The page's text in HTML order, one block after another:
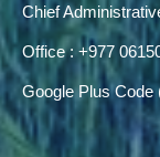
Chief
Office : +977
Google Plus Code